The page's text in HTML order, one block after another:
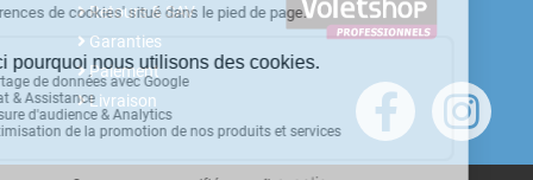
Retours & SAV
Garanties
Paiement
Livraison